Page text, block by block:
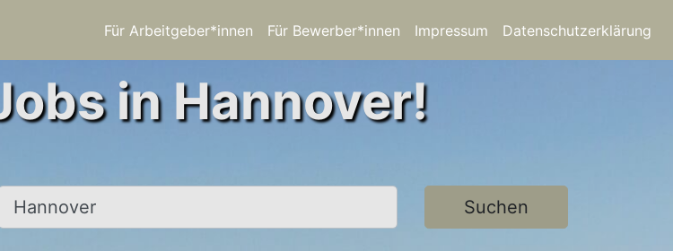
Für Arbeitgeber*innen Für Bewerber*innen Impressum Datenschutzerklärung
in Hannover!
Ort, Stadt Suchen